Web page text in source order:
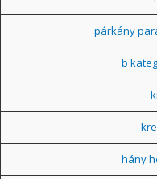
párkány
b
hány